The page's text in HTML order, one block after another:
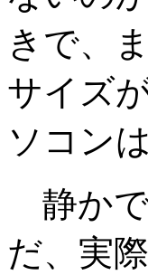
きで、
サイズ
ソコン
静かで
だ、実